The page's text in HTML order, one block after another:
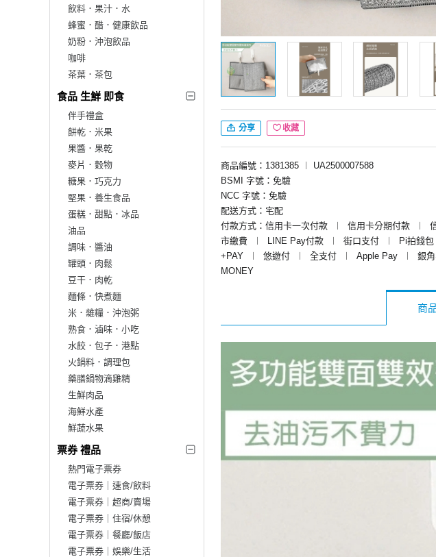
飲料．果汁．水
蜂蜜．醋．健康飲品
奶粉．沖泡飲品
咖啡
茶葉．茶包
食品 生鮮 即食
伴手禮盒
餅乾．米果
果醬．果乾
麥片．穀物
糖果．巧克力
堅果．養生食品
蛋糕．甜點．冰品
油品
調味．醬油
罐頭．肉鬆
豆干．肉乾
麵條．快煮麵
米．雜糧．沖泡粥
熟食．滷味．小吃
水餃．包子．港點
火鍋料．調理包
藥膳鍋物滴雞精
生鮮肉品
海鮮水產
鮮蔬水果
票券 禮品
熱門電子票券
電子票券｜速食/飲料
電子票券｜超商/賣場
電子票券｜住宿/休憩
電子票券｜餐廳/飯店
電子票券｜娛樂/生活
分享 收藏
商品編號：1381385 ︱
UA2500007588
BSMI 字號：免驗
NCC 字號：免驗
配送方式：宅配
付款方式：信用卡一次付款
︱ 信用卡分期付款 ︱
市繳費
︱ LINE Pay付款 ︱ 街口支付 ︱ Pi拍錢包
+PAY
︱ 悠遊付 ︱ 全支付 ︱ Apple Pay ︱ 銀
MONEY
商